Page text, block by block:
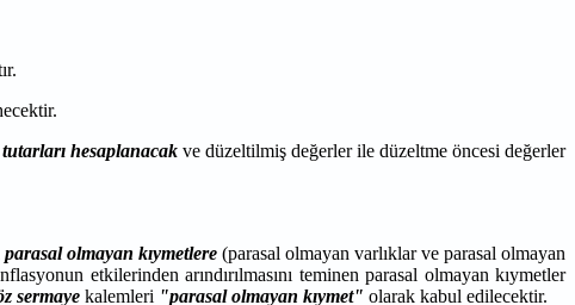
hesaplanacakve düzeltilmiş değerler ile düzeltme öncesi değerler
parasal olmayan kıymetlere (parasal olmayan varlıklar ve parasal olmayan
etkilerinden arındırılmasını teminen parasal olmayan kıymetler
sermaye kalemleri "parasal olmayan kıymet" olarak kabul edilecektir.